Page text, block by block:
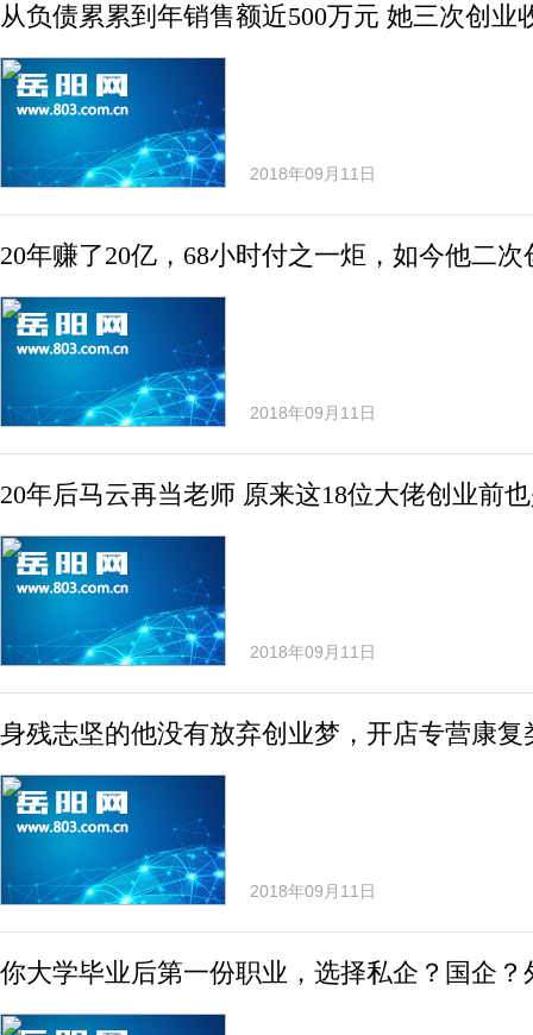
从负债累累到年销售额近500万元 她三次创业
2018年09月11日
20年赚了20亿，68小时付之一炬，如今他二
2018年09月11日
20年后马云再当老师 原来这18位大佬创业前
2018年09月11日
身残志坚的他没有放弃创业梦，开店专营康复
2018年09月11日
你大学毕业后第一份职业，选择私企？国企